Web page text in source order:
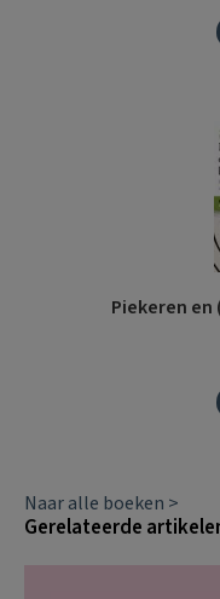
Piekeren
Naar alle boeken >
Gerelateerde